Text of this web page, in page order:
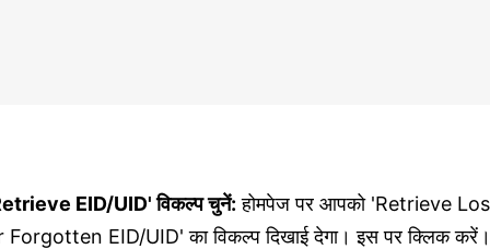
EID/UID' विकल्प चुनें: होमपेज पर आपको 'Retrieve
Forgotten EID/UID' का विकल्प दिखाई देगा। इस पर क्लिक करें।